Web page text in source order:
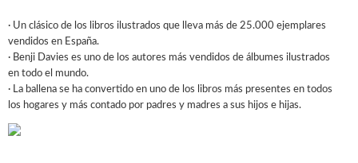
· Un clásico de los libros ilustrados que lleva más de 25.000 ejemplares
vendidos en España.
· Benji Davies es uno de los autores más vendidos de álbumes ilustrados
en todo el mundo.
· La ballena se ha convertido en uno de los libros más presentes en todos
los hogares y más contado por padres y madres a sus hijos e hijas.